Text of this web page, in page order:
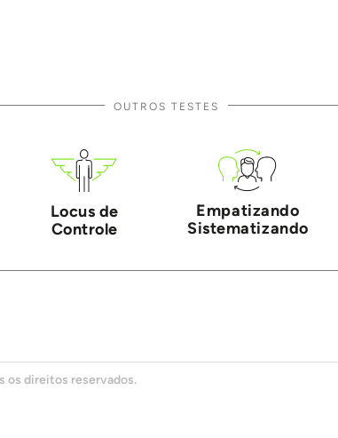
OUTROS TESTES
Locus de
Controle
Empatizando
Sistematizando
os direitos reservados.